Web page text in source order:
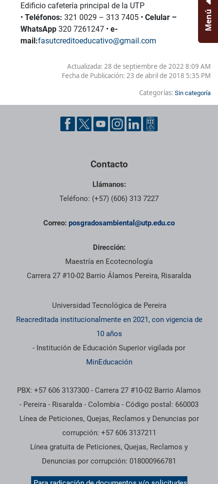
Edificio cafetería principal de la UTP
•Teléfonos: 321 0029 – 313 7405 •Celular –
WhatsApp 320 7261247 •e-
mail:fasutcreditoeducativo@gmail.com
Actualizada: 28 de septiembre de 2022 8:09 AM
Fecha de Publicación: 23 de abril de 2018 5:35 PM
Categorías: Sin categoría
Menú
Pie de página con información de contacto, redes sociales y
Contacto
Llámanos:
Teléfono: (+57) (606) 313 7227
Correo: posgradosambiental@utp.edu.co
Dirección:
Maestría en Ecotecnología
Carrera 27 #10-02 Barrio Álamos Pereira, Risaralda
Información institucional
Universidad Tecnológica de Pereira
Reacreditada institucionalmente en 2021, con vigencia de
10 años
- Institución de Educación Superior vigilada por
MinEducación
PBX: +57 606 3137300 - Carrera 27 #10-02 Barrio Alamos
- Pereira - Risaralda - Colombia - Código postal: 660003
Línea de Peticiones, Quejas, Reclamos y Denuncias por
corrupción: +57 606 3137211
Línea gratuita de Peticiones, Quejas, Reclamos y
Denuncias por corrupción: 018000966781